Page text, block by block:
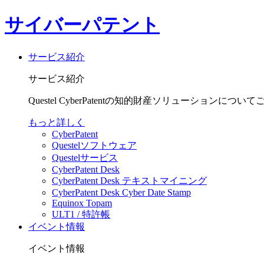
サイバーパテント
サービス紹介
サービス紹介
Questel CyberPatentの知的財産ソリューションについて
もっと詳しく
CyberPatent
Questelソフトウェア
Questelサービス
CyberPatent Desk
CyberPatent Desk テキストマイニング
CyberPatent Desk Cyber Date Stamp
Equinox Topam
ULT1 / 特許帳
イベント情報
イベント情報